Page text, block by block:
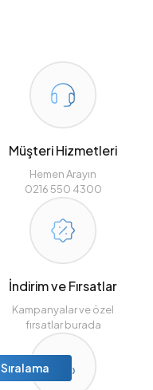
Sıralama
Müşteri Hizmetleri
Hemen Arayın
0216 550 4300
İndirim ve Fırsatlar
Kampanyalar ve özel
fırsatlar burada